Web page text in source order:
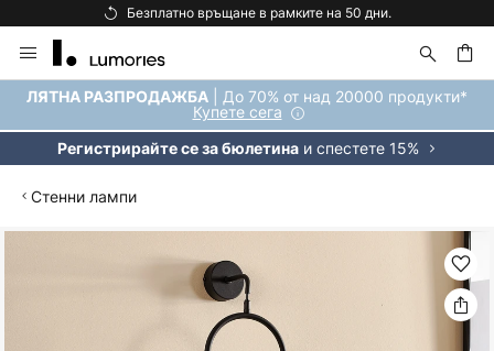
Безплатно връщане в рамките на 50 дни.
Прескачане
към
съдържанието
ЛЯТНА РАЗПРОДАЖБА | До 70% от над 20000 продукти*
Купете сега
Регистрирайте се за бюлетинаи спестете 15%
Стенни лампи